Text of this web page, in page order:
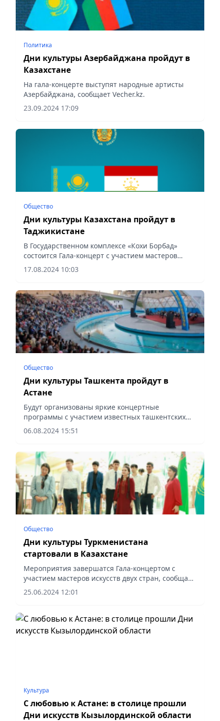
Политика
Дни культуры Азербайджана пройдут в
Казахстане
На гала-концерте выступят народные артисты
Азербайджана, сообщает Vecher.kz.
23.09.2024 17:09
Общество
Дни культуры Казахстана пройдут в
Таджикистане
В Государственном комплексе «Кохи Борбад»
состоится Гала-концерт с участием мастеров
искусств Казахстана, сообщает Vecher.kz.
17.08.2024 10:03
Общество
Дни культуры Ташкента пройдут в
Астане
Будут организованы яркие концертные
программы с участием известных ташкентских
артистов, выставки национального искусства и
ремесел, сообщает Vecher.kz.
06.08.2024 15:51
Общество
Дни культуры Туркменистана
стартовали в Казахстане
Мероприятия завершатся Гала-концертом с
участием мастеров искусств двух стран, сообщает
Vecher.kz.
25.06.2024 12:01
Культура
С любовью к Астане: в столице прошли
Дни искусств Кызылординской области